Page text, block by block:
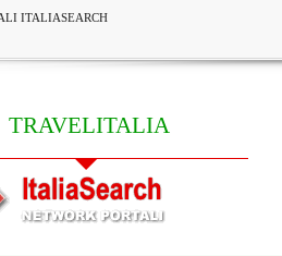
ITALIASEARCH
TRAVELITALIA